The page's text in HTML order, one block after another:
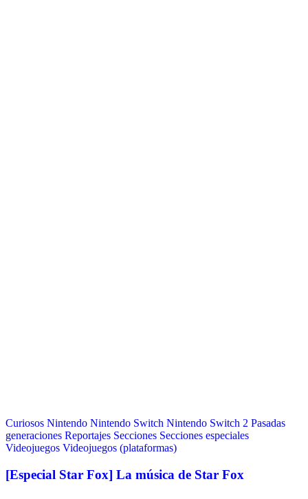
Curiosos Nintendo Nintendo Switch Nintendo Switch 2 Pasadas
generaciones Reportajes Secciones Secciones especiales
Videojuegos Videojuegos (plataformas)
[Especial Star Fox] La música de Star Fox